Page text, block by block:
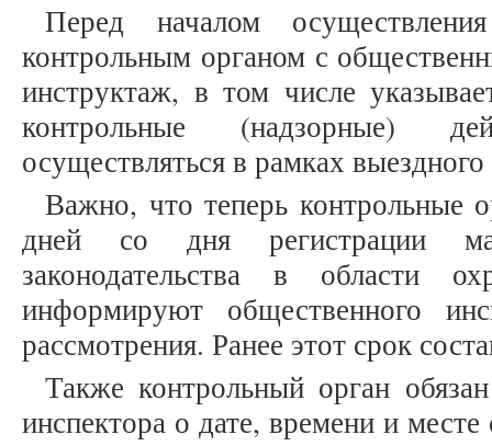
Перед началом
контрольным органом с
инструктаж, в том числе
контрольные (надзорные)
осуществляться в рамках
Важно, что теперь контрольные
дней со дня регистрации
законодательства в области
информируют общественного
рассмотрения. Ранее этот срок
Также контрольный орган
инспектора о дате, времени и